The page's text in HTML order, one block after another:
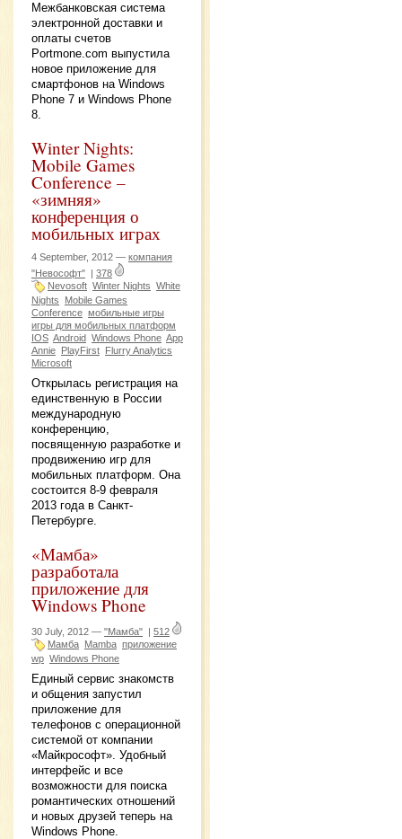
Межбанковская система
электронной доставки и
оплаты счетов
Portmone.com выпустила
новое приложение для
смартфонов на Windows
Phone 7 и Windows Phone
8.
Winter Nights:
Mobile Games
Conference –
«зимняя»
конференция о
мобильных играх
4 September, 2012 — компания
"Невософт" | 378
Nevosoft Winter Nights White
Nights
Mobile Games
Conference мобильные игры
игры для мобильных платформ
IOS Android Windows Phone App
Annie PlayFirst Flurry Analytics
Microsoft
Открылась регистрация на
единственную в России
международную
конференцию,
посвященную разработке и
продвижению игр для
мобильных платформ. Она
состоится 8-9 февраля
2013 года в Санкт-
Петербурге.
«Мамба»
разработала
приложение для
Windows Phone
30 July, 2012 — "Мамба"
512
Мамба Mamba приложение
wp Windows Phone
Единый сервис знакомств
и общения запустил
приложение для
телефонов с операционной
системой от компании
«Майкрософт». Удобный
интерфейс и все
возможности для поиска
романтических отношений
и новых друзей теперь на
Windows Phone.